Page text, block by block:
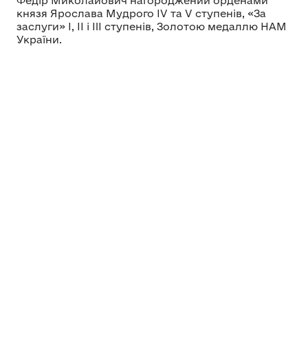
князя Ярослава Мудрого ІV та V ступенів, «За
заслуги» I, ІІ і III ступенів, Золотою медаллю НАМ
України.